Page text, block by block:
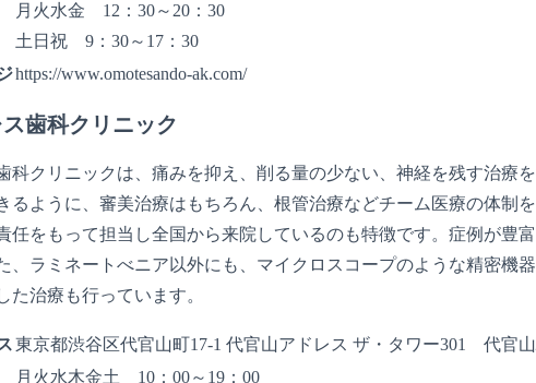
月火水金 12：30～20：30
土日祝 9：30～17：30
https://www.omotesando-ak.com/
歯科クリニック
科クリニックは、痛みを抑え、削る量の少ない、神経を残す治療
るように、審美治療はもちろん、根管治療などチーム医療の体制
任をもって担当し全国から来院しているのも特徴です。症例が豊
、ラミネートべニア以外にも、マイクロスコープのような精密機
た治療も行っています。
東京都渋谷区代官山町17-1 代官山アドレス ザ・タワー301 代官
月火水木金土 10：00～19：00